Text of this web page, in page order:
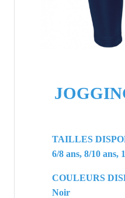
TAILLES
6/8 ans, 8/10 ans,
COULEURS
Noir